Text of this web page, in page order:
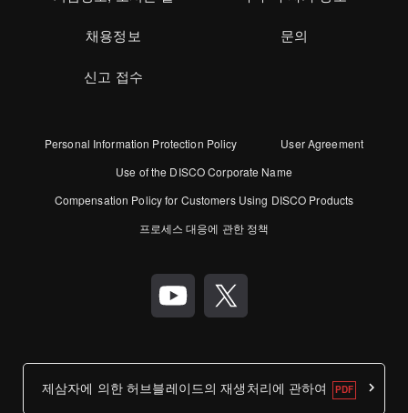
채용정보 문의
신고 접수
Personal Information Protection Policy
User Agreement
Use of the DISCO Corporate Name
Compensation Policy for Customers Using DISCO Products
프로세스 대응에 관한 정책
제삼자에 의한 허브블레이드의 재생처리에 관하여